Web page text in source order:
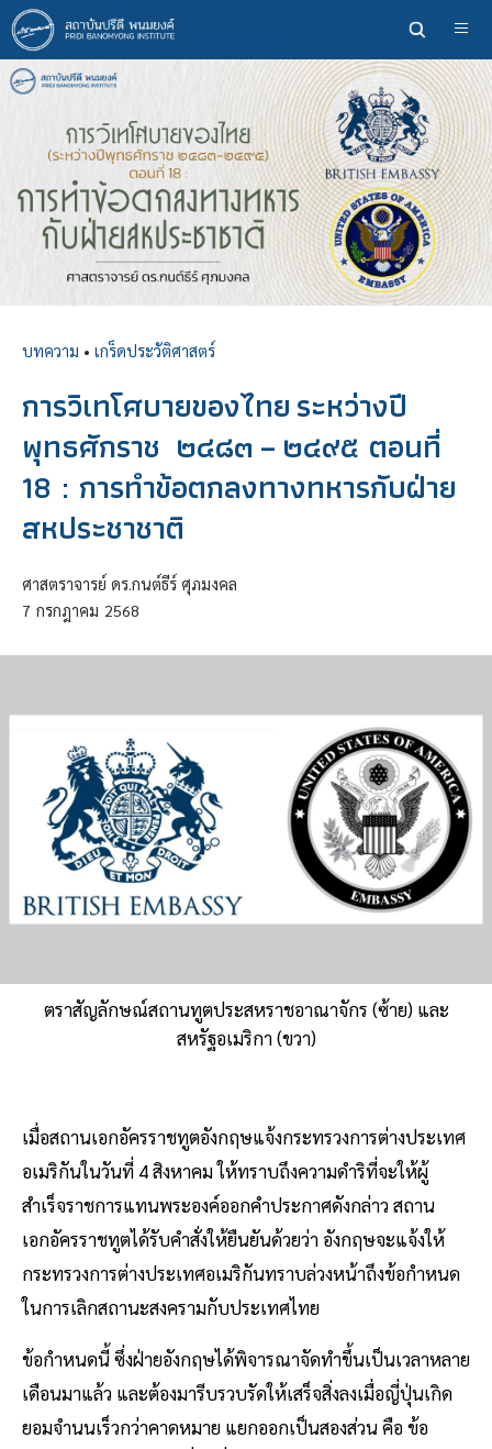
ข้าม
ไป
ยัง
เนื้อหา
บทความ • เกร็ดประวัติศาสตร์
การวิเทโศบายของไทย ระหว่างปี
พุทธศักราช ๒๔๘๓ – ๒๔๙๕ ตอนที่
18 : การทำข้อตกลงทางทหารกับฝ่าย
สหประชาชาติ
ศาสตราจารย์ ดร.กนต์ธีร์ ศุภมงคล
7 กรกฎาคม 2568
ตราสัญลักษณ์สถานทูตประสหราชอาณาจักร (ซ้าย) และ
สหรัฐอเมริกา (ขวา)
เมื่อสถานเอกอัครราชทูตอังกฤษแจ้งกระทรวงการต่างประเทศ
อเมริกันในวันที่ 4 สิงหาคม ให้ทราบถึงความดำริที่จะให้ผู้
สำเร็จราชการแทนพระองค์ออกคำประกาศดังกล่าว สถาน
เอกอัครราชทูตได้รับคำสั่งให้ยืนยันด้วยว่า อังกฤษจะแจ้งให้
กระทรวงการต่างประเทศอเมริกันทราบล่วงหน้าถึงข้อกำหนด
ในการเลิกสถานะสงครามกับประเทศไทย
ข้อกำหนดนี้ ซึ่งฝ่ายอังกฤษได้พิจารณาจัดทำขึ้นเป็นเวลาหลาย
เดือนมาแล้ว และต้องมารีบรวบรัดให้เสร็จสิ่งลงเมื่อญี่ปุ่นเกิด
ยอมจำนนเร็วกว่าคาดหมาย แยกออกเป็นสองส่วน คือ ข้อ